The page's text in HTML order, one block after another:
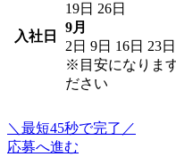
入社日
19日 26日
9月
2日 9日 16日 23日
※目安になりま
ださい
＼最短45秒で完了／
応募へ進む